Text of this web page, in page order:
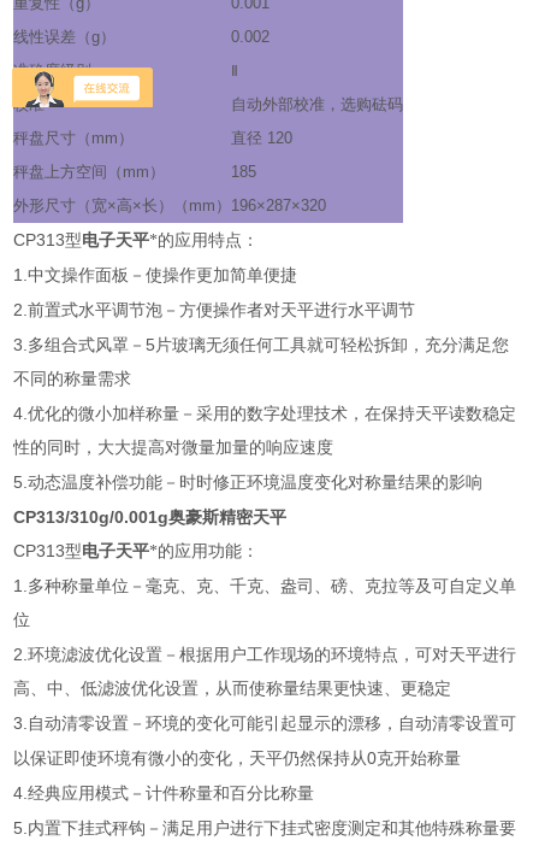
线性误差（g）
0.002
准确度级别
校准
自动外部校准，选购砝码
秤盘尺寸（ mm ） 直径 120
秤盘上方空间（ mm ）
185
外形尺寸（宽×高×长）（ mm ） 196×287×320
CP313型电子天平*的应用特点：
1.中文操作面板－使操作更加简单便捷
2.前置式水平调节泡－方便操作者对天平进行水平调节
3. 多组合式风罩－5 片玻璃无须任何工具就可轻松拆卸，充分满足您
不同的称量需求
4.优化的微小加样称量－采用的数字处理技术，在保持天平读数稳定
性的同时，大大提高对微量加量的响应速度
5.动态温度补偿功能－时时修正环境温度变化对称量结果的影响
CP313/310g/0.001g奥豪斯精密天平
CP313型电子天平*的应用功能：
1. 多种称量单位－毫克、克、千克、盎司、磅、克拉等及可自定义单
位
2.环境滤波优化设置－根据用户工作现场的环境特点，可对天平进行
高、中、低滤波优化设置，从而使称量结果更快速、更稳定
3. 自动清零设置－环境的变化可能引起显示的漂移，自动清零设置可
以保证即使环境有微小的变化，天平仍然保持从0克开始称量
4.经典应用模式－计件称量和百分比称量
5. 内置下挂式秤钩－满足用户进行下挂式密度测定和其他特殊称量要